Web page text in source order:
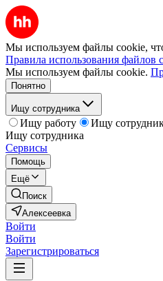
Мы используем файлы cookie,
Правила использования файлов
Мы используем файлы cookie.
Понятно
Ищу сотрудника
Ищу работу
Ищу
Ищу сотрудника
Сервисы
Помощь
Ещё
Поиск
Алексеевка
Войти
Войти
Зарегистрироваться